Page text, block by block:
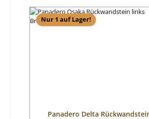
Nur 1 auf Lager!
Panadero Delta